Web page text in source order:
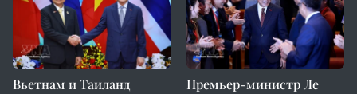
Вьетнам и Таиланд
Премьер-министр Ле